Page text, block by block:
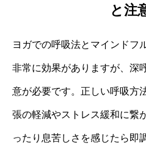
と注
ヨガでの呼吸法とマインドフ
非常に効果がありますが、深
意が必要です。正しい呼吸方
張の軽減やストレス緩和に繋
ったり息苦しさを感じたら即